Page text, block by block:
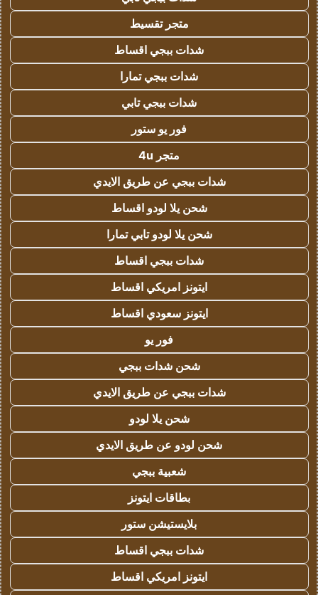
متجر تقسيط
شدات ببجي اقساط
شدات ببجي تمارا
شدات ببجي تابي
فور يو ستور
متجر 4u
شدات ببجي عن طريق الايدي
شحن يلا لودو اقساط
شحن يلا لودو تابي تمارا
شدات ببجي اقساط
ايتونز امريكي اقساط
ايتونز سعودي اقساط
فور يو
شحن شدات ببجي
شدات ببجي عن طريق الايدي
شحن يلا لودو
شحن لودو عن طريق الايدي
شعبية ببجي
بطاقات ايتونز
بلايستيشن ستور
شدات ببجي اقساط
ايتونز امريكي اقساط